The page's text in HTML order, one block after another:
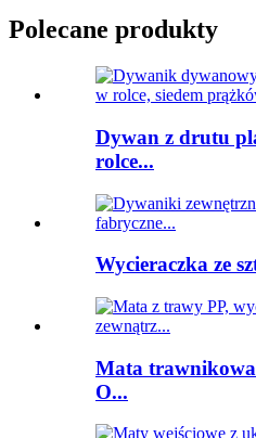
Polecane produkty
Dywan z drutu
rolce...
Wycieraczka ze
Mata trawnikowa
O...